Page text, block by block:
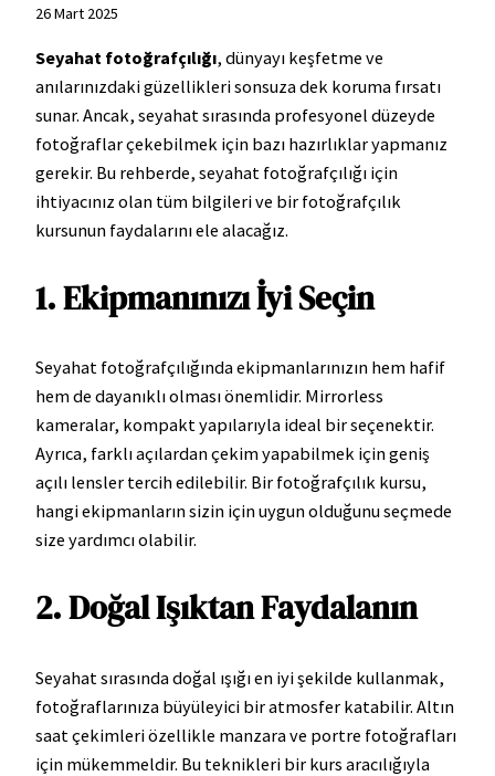
26 Mart 2025
Seyahat fotoğrafçılığı, dünyayı keşfetme ve
anılarınızdaki güzellikleri sonsuza dek koruma fırsatı
sunar. Ancak, seyahat sırasında profesyonel düzeyde
fotoğraflar çekebilmek için bazı hazırlıklar yapmanız
gerekir. Bu rehberde, seyahat fotoğrafçılığı için
ihtiyacınız olan tüm bilgileri ve bir fotoğrafçılık
kursunun faydalarını ele alacağız.
1. Ekipmanınızı İyi Seçin
Seyahat fotoğrafçılığında ekipmanlarınızın hem hafif
hem de dayanıklı olması önemlidir. Mirrorless
kameralar, kompakt yapılarıyla ideal bir seçenektir.
Ayrıca, farklı açılardan çekim yapabilmek için geniş
açılı lensler tercih edilebilir. Bir fotoğrafçılık kursu,
hangi ekipmanların sizin için uygun olduğunu seçmede
size yardımcı olabilir.
2. Doğal Işıktan Faydalanın
Seyahat sırasında doğal ışığı en iyi şekilde kullanmak,
fotoğraflarınıza büyüleyici bir atmosfer katabilir. Altın
saat çekimleri özellikle manzara ve portre fotoğrafları
için mükemmeldir. Bu teknikleri bir kurs aracılığıyla